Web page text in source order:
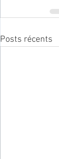
Posts récents